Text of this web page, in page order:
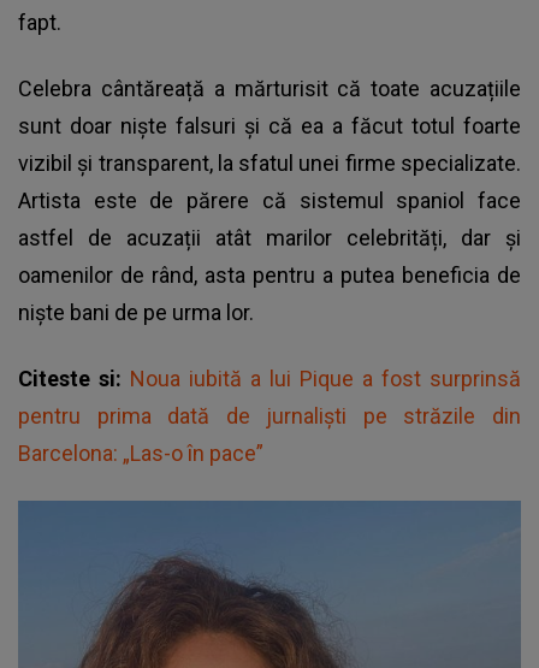
fapt.
Celebra cântăreață a mărturisit că toate acuzațiile
sunt doar niște falsuri și că ea a făcut totul foarte
vizibil și transparent, la sfatul unei firme specializate.
Artista este de părere că sistemul spaniol face
astfel de acuzații atât marilor celebrități, dar și
oamenilor de rând, asta pentru a putea beneficia de
niște bani de pe urma lor.
Citeste si: Noua iubită a lui Pique a fost surprinsă
pentru prima dată de jurnaliști pe străzile din
Barcelona: „Las-o în pace”